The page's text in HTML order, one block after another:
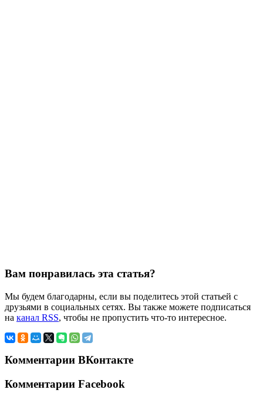
Вам понравилась эта статья?
Мы будем благодарны, если вы поделитесь этой статьей с
друзьями в социальных сетях. Вы также можете подписаться
на канал RSS, чтобы не пропустить что-то интересное.
Комментарии ВКонтакте
Комментарии Facebook